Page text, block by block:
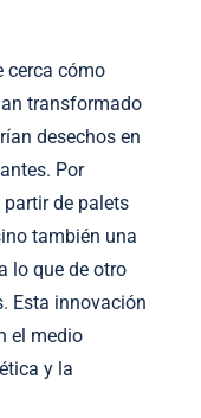
cerca cómo
transformado
desechos en
Por
de palets
también una
lo que de otro
Esta innovación
el medio
y la